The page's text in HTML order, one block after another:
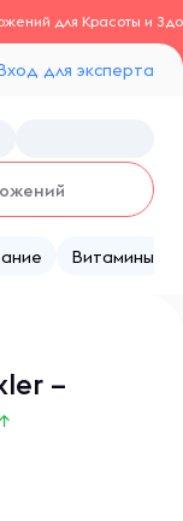
для Красоты и
для эксперта
Витамины
–
↑